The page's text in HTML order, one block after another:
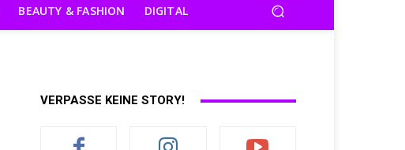
BEAUTY & FASHION DIGITAL
VERPASSE KEINE STORY!